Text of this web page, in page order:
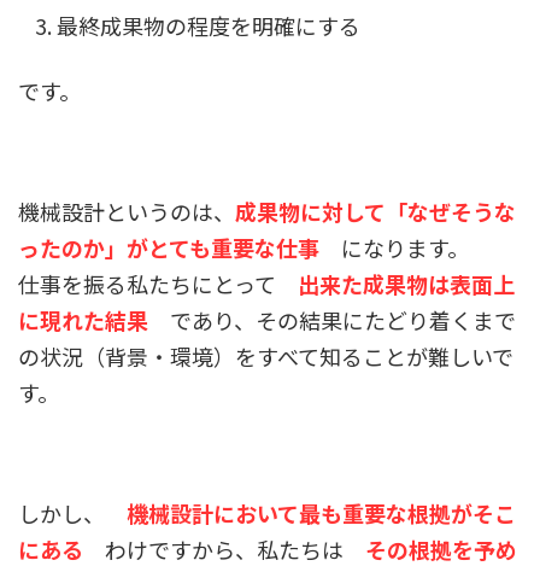
最終成果物の程度を明確にする
です。
機械設計というのは、 成果物に対して「なぜそうな
ったのか」がとても重要な仕事 になります。
仕事を振る私たちにとって 出来た成果物は表面上
に現れた結果 であり、その結果にたどり着くまで
の状況（背景・環境）をすべて知ることが難しいで
す。
しかし、 機械設計において最も重要な根拠がそこ
にある わけですから、私たちは その根拠を予め